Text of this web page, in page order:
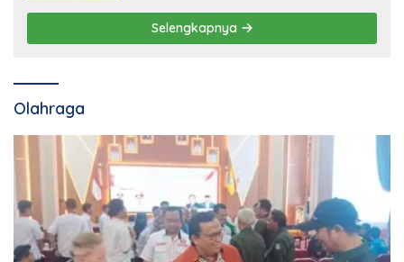
Selengkapnya
Olahraga